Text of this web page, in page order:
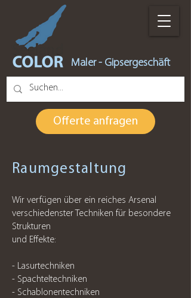
Maler - Gipsergeschäft
Offerte anfragen
Raumgestaltung
Wir verfügen über ein reiches Arsenal
verschiedenster Techniken für besondere
Strukturen
und Effekte:
- Lasurtechniken
- Spachteltechniken
- Schablonentechniken